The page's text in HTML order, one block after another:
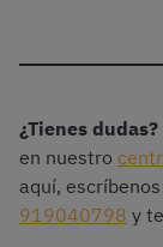
¿Tienes dudas?
en nuestro
aquí, escríbenos
919040798 y